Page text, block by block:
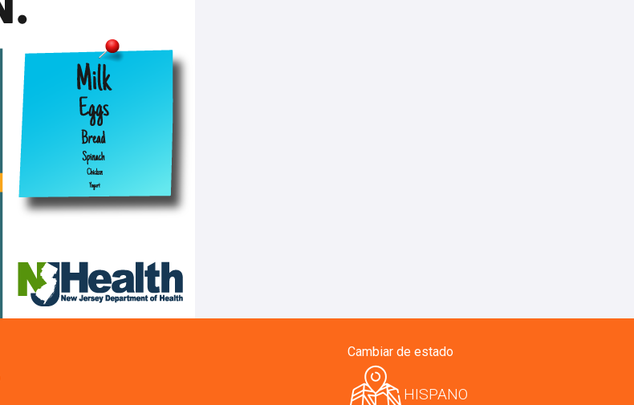
Cambiar de estado
HISPANO